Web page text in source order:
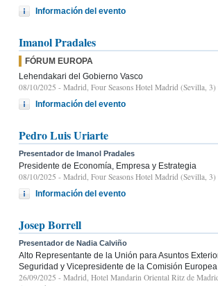
Información del evento
Imanol Pradales
FÓRUM EUROPA
Lehendakari del Gobierno Vasco
08/10/2025 - Madrid, Four Seasons Hotel Madrid (Sevilla, 3)
Información del evento
Pedro Luis Uriarte
Presentador de Imanol Pradales
Presidente de Economía, Empresa y Estrategia
08/10/2025 - Madrid, Four Seasons Hotel Madrid (Sevilla, 3)
Información del evento
Josep Borrell
Presentador de Nadia Calviño
Alto Representante de la Unión para Asuntos
Seguridad y Vicepresidente de la Comisión
26/09/2025 - Madrid, Hotel Mandarin Oriental Ritz de